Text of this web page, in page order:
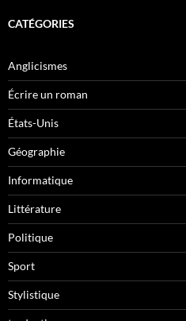
CATÉGORIES
Anglicismes
Écrire un roman
États-Unis
Géographie
Informatique
Littérature
Politique
Sport
Stylistique